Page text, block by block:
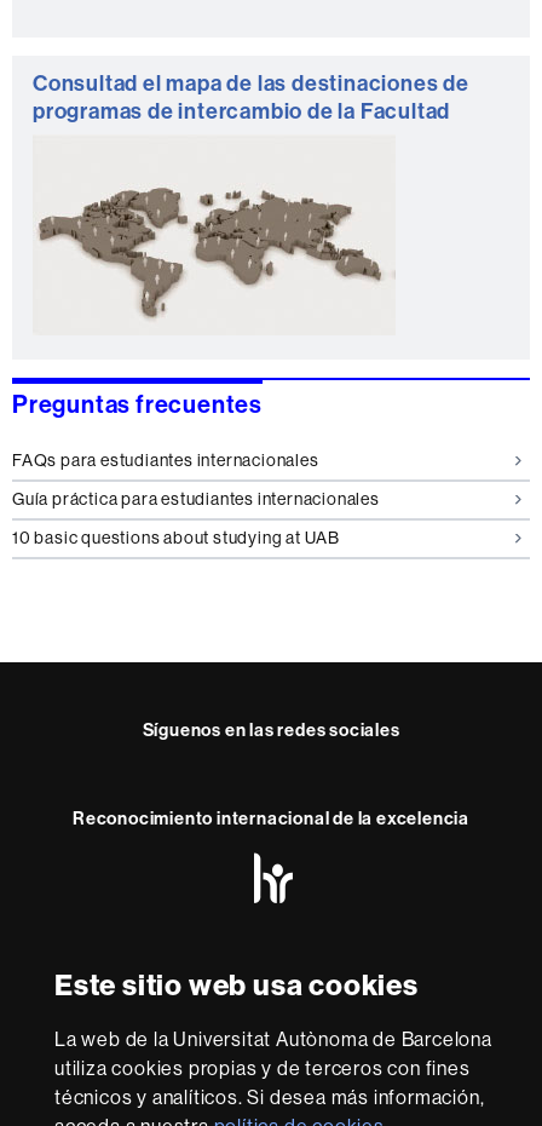
Este sitio web usa cookies
La web de la Universitat Autònoma de Barcelona
utiliza cookies propias y de terceros con fines
técnicos y analíticos. Si desea más información,
Consultad el mapa de las destinaciones de
programas de intercambio de la Facultad
Preguntas frecuentes
FAQs para estudiantes internacionales
Guía práctica para estudiantes internacionales
10 basic questions about studying at UAB
Síguenos en las redes sociales
Reconocimiento internacional de la excelencia
Euraxess
Sobre
esta